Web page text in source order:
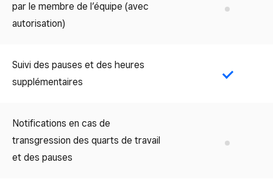
par le membre de l’équipe (avec
autorisation)
No
Suivi des pauses et des heures
supplémentaires
Yes
Notifications en cas de
transgression des quarts de travail
et des pauses
No